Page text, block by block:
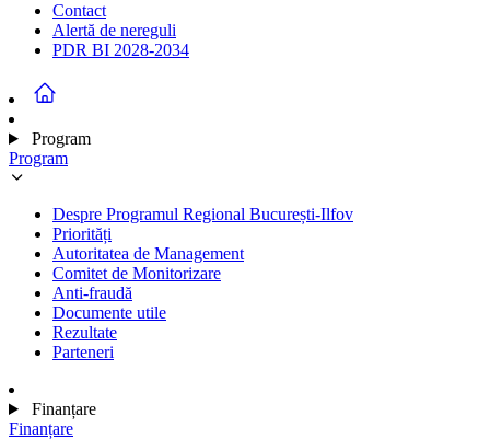
Contact
Alertă de nereguli
PDR BI 2028-2034
Program
Program
Despre Programul Regional București-Ilfov
Priorități
Autoritatea de Management
Comitet de Monitorizare
Anti-fraudă
Documente utile
Rezultate
Parteneri
Finanțare
Finanțare